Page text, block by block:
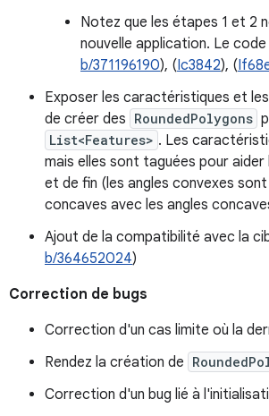
Notez que les étapes 1 et 2
nouvelle application. Le
b/371196190), (Ic3842), (
Exposer les caractéristiques et
de créer des RoundedPolygons
List<Features> . Les
mais elles sont taguées pour
et de fin (les angles convexes
concaves avec les angles
Ajout de la compatibilité avec la
b/364652024)
Correction de bugs
Correction d'un cas limite où la
Rendez la création de
Correction d'un bug lié à